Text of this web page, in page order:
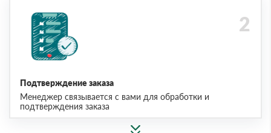
Подтверждение заказа
Менеджер связывается с вами для обработки и
подтверждения заказа